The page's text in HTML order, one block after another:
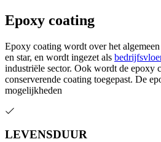
Epoxy coating
Epoxy coating wordt over het
en star, en wordt ingezet als
industriële sector. Ook wordt de epoxy
conserverende coating toegepast. De
mogelijkheden
LEVENSDUUR